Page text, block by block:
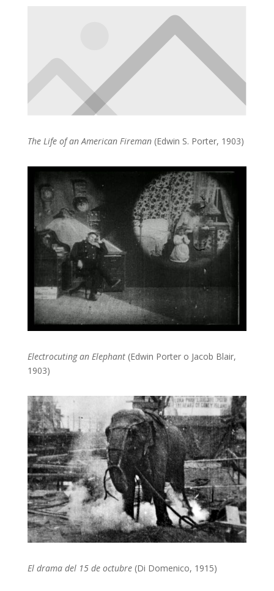
The Life of an American Fireman(Edwin S. Porter, 1903)
Electrocuting an Elephant(Edwin Porter o Jacob Blair,
1903)
El drama del 15 de octubre(Di Domenico, 1915)